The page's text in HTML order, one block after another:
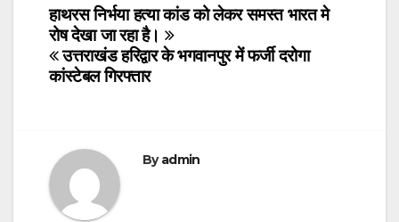
Post
navigation
हाथरस निर्भया हत्या कांड को लेकर समस्त भारत मे
रोष देखा जा रहा है।
उत्तराखंड हरिद्वार के भगवानपुर में फर्जी दरोगा
कांस्टेबल गिरफ्तार
Byadmin